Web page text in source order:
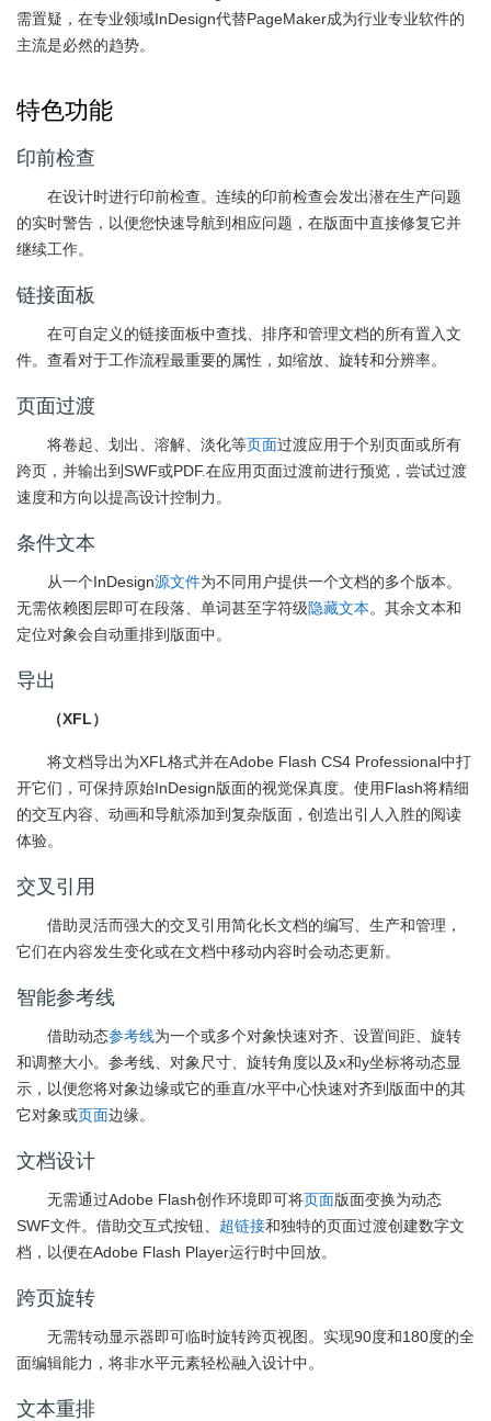
需置疑，在专业领域InDesign代替PageMaker成为行业专业软件的
主流是必然的趋势。
特色功能
印前检查
在设计时进行印前检查。连续的印前检查会发出潜在生产问题
的实时警告，以便您快速导航到相应问题，在版面中直接修复它并
继续工作。
链接面板
在可自定义的链接面板中查找、排序和管理文档的所有置入文
件。查看对于工作流程最重要的属性，如缩放、旋转和分辨率。
页面过渡
将卷起、划出、溶解、淡化等页面过渡应用于个别页面或所有
跨页，并输出到SWF或PDF.在应用页面过渡前进行预览，尝试过渡
速度和方向以提高设计控制力。
条件文本
从一个InDesign源文件为不同用户提供一个文档的多个版本。
无需依赖图层即可在段落、单词甚至字符级隐藏文本。其余文本和
定位对象会自动重排到版面中。
导出
（XFL）
将文档导出为XFL格式并在Adobe Flash CS4 Professional中打
开它们，可保持原始InDesign版面的视觉保真度。使用Flash将精细
的交互内容、动画和导航添加到复杂版面，创造出引人入胜的阅读
体验。
交叉引用
借助灵活而强大的交叉引用简化长文档的编写、生产和管理，
它们在内容发生变化或在文档中移动内容时会动态更新。
智能参考线
借助动态参考线为一个或多个对象快速对齐、设置间距、旋转
和调整大小。参考线、对象尺寸、旋转角度以及x和y坐标将动态显
示，以便您将对象边缘或它的垂直/水平中心快速对齐到版面中的其
它对象或页面边缘。
文档设计
无需通过Adobe Flash创作环境即可将页面版面变换为动态
SWF文件。借助交互式按钮、 超链接和独特的页面过渡创建数字文
档，以便在Adobe Flash Player运行时中回放。
跨页旋转
无需转动显示器即可临时旋转跨页视图。实现90度和180度的全
面编辑能力，将非水平元素轻松融入设计中。
文本重排